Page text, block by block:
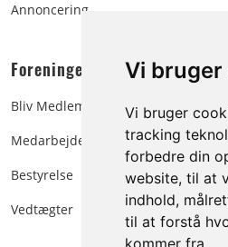
Vi
Vi bruger
tracking
forbedre din
website, til at
indhold,
til at forstå
kommer fra.
Annoncering
Foreningen:
Bliv Medlem
Medarbejdere
Bestyrelse
Vedtægter